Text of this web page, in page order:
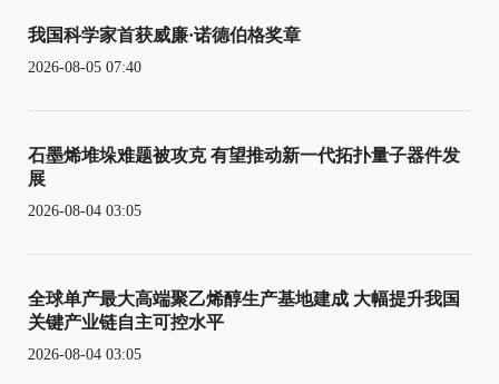
我国科学家首获威廉·诺德伯格奖章
2026-08-05 07:40
石墨烯堆垛难题被攻克 有望推动新一代拓扑量子器件发
展
2026-08-04 03:05
全球单产最大高端聚乙烯醇生产基地建成 大幅提升我国
关键产业链自主可控水平
2026-08-04 03:05